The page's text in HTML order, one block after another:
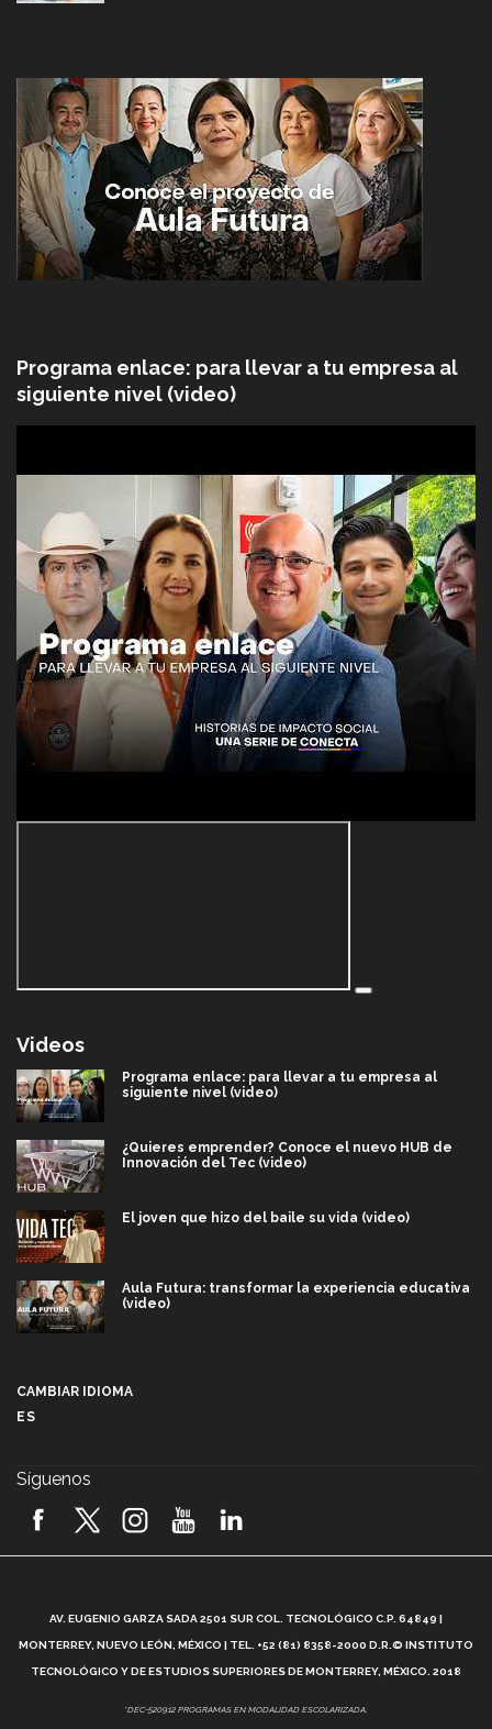
Programa enlace: para llevar a tu empresa al
siguiente nivel (video)
Videos
Programa enlace: para llevar a tu empresa al
siguiente nivel (video)
¿Quieres emprender? Conoce el nuevo HUB de
Innovación del Tec (video)
El joven que hizo del baile su vida (video)
Aula Futura: transformar la experiencia educativa
(video)
2026! (video)
¿Cómo es el Modelo Educativo Tec? (video)
Vida Tec: Feminismo e Inteligencia Artificial, Paola
CAMBIAR IDIOMA
ES
Síguenos
AV. EUGENIO GARZA SADA 2501 SUR COL. TECNOLÓGICO C.P. 64849 |
MONTERREY, NUEVO LEÓN, MÉXICO | TEL. +52 (81) 8358-2000 D.R.© INSTITUTO
TECNOLÓGICO Y DE ESTUDIOS SUPERIORES DE MONTERREY, MÉXICO. 2018
*DEC-520912 PROGRAMAS EN MODALIDAD ESCOLARIZADA.